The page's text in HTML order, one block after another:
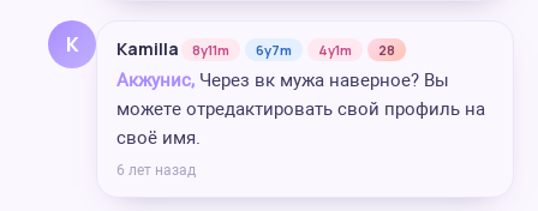
K Kamilla 8y11m 6y7m 4y1m 28
Акжунис, Через вк мужа наверное? Вы
можете отредактировать свой профиль на
своё имя.
6 лет назад